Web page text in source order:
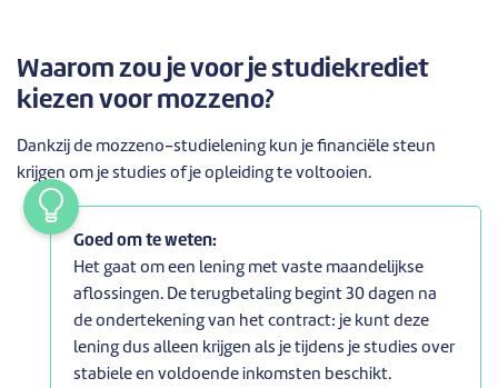
Waarom zou je voor je studiekrediet
kiezen voor mozzeno?
Dankzij de mozzeno-studielening kun je financiële steun
krijgen om je studies of je opleiding te voltooien.
Goed om te weten:
Het gaat om een lening met vaste maandelijkse
aflossingen. De terugbetaling begint 30 dagen na
de ondertekening van het contract: je kunt deze
lening dus alleen krijgen als je tijdens je studies over
stabiele en voldoende inkomsten beschikt.